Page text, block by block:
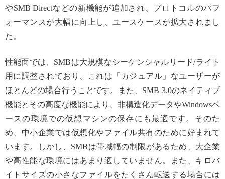
やSMB Directなどの新機能が追加され、プロトコルのパフ
ォーマンスが大幅に向上し、ユースケースが拡大されまし
た。
性能面では、SMBは大規模なシーケンシャルリード/ライト
用に調整されており、これは「カジュアル」なユーザーが
ほとんどの場合行うことです。また、SMB 3.0のネイティブ
機能とその高度な機能により、非構造化データやWindowsベ
ースの環境での仮想マシンの保存にも最適です。そのた
め、中小企業では仮想化やファイル共有のために好まれて
います。しかし、SMBは帯域幅の制限があるため、大企業
や高性能な環境にはあまり適していません。また、キロバ
イトサイズの小さなファイルをたくさん転送する場合には